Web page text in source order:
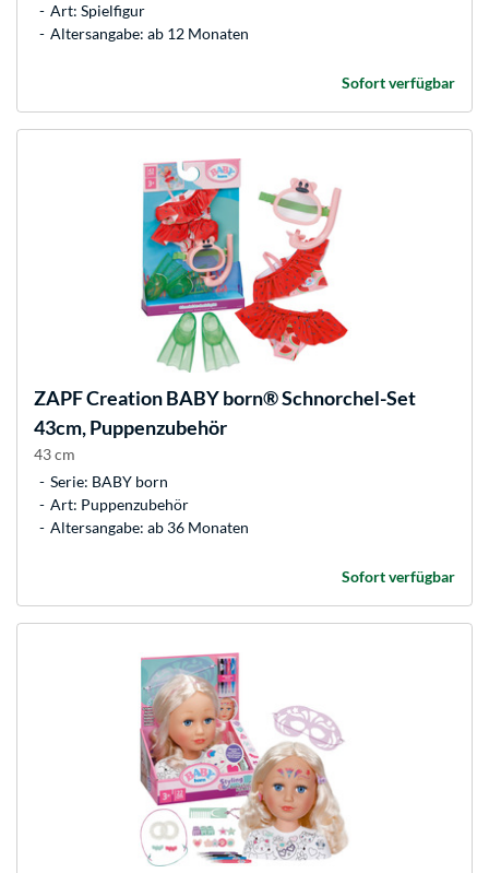
Art: Spielfigur
Altersangabe: ab 12 Monaten
Sofort verfügbar
ZAPF CreationBABY born® Schnorchel-Set
43cm, Puppenzubehör
43 cm
Serie: BABY born
Art: Puppenzubehör
Altersangabe: ab 36 Monaten
Sofort verfügbar